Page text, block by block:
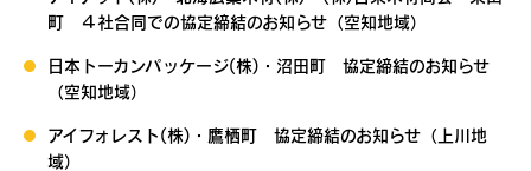
町 ４社合同での協定締結のお知らせ（空知地域）
日本トーカンパッケージ(株)・沼田町 協定締結のお知らせ
（空知地域）
アイフォレスト(株)・鷹栖町 協定締結のお知らせ（上川地
域）